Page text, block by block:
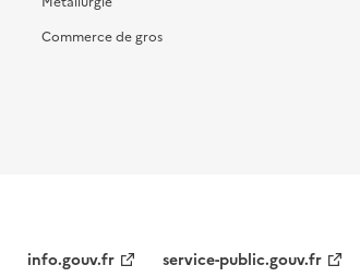
Commerce de gros
info.gouv.fr
service-public.gouv.fr